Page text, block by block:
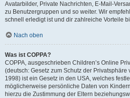
Avatarbilder, Private Nachrichten, E-Mail-
zu Benutzergruppen und so weiter. Wir
schnell erledigt ist und dir zahlreiche Vorteile
Nach oben
Was ist COPPA?
COPPA, ausgeschrieben Children’s Online
(deutsch: Gesetz zum Schutz der Privatsphäre
1998) ist ein Gesetz in den USA, welches
möglicherweise persönliche Daten von
hierzu die Zustimmung der Eltern